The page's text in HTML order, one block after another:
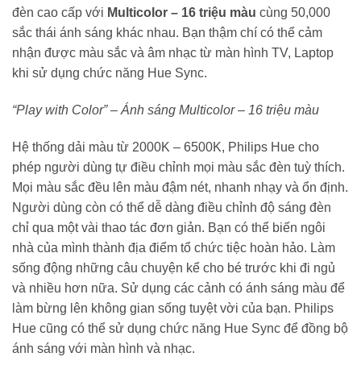
đèn cao cấp với Multicolor – 16 triệu màu cùng 50,000
sắc thái ánh sáng khác nhau. Bạn thậm chí có thể cảm
nhận được màu sắc và âm nhạc từ màn hình TV, Laptop
khi sử dụng chức năng Hue Sync.
“Play with Color” – Ánh sáng Multicolor – 16 triệu màu
Hệ thống dải màu từ 2000K – 6500K, Philips Hue cho
phép người dùng tự điều chỉnh mọi màu sắc đèn tuỳ thích.
Mọi màu sắc đều lên màu đậm nét, nhanh nhạy và ổn định.
Người dùng còn có thể dễ dàng điều chỉnh độ sáng đèn
chỉ qua một vài thao tác đơn giản. Bạn có thể biến ngôi
nhà của mình thành địa điểm tổ chức tiệc hoàn hảo. Làm
sống động những câu chuyện kể cho bé trước khi đi ngủ
và nhiều hơn nữa. Sử dụng các cảnh có ánh sáng màu để
làm bừng lên không gian sống tuyệt vời của bạn. Philips
Hue cũng có thể sử dụng chức năng Hue Sync để đồng bộ
ánh sáng với màn hình và nhạc.